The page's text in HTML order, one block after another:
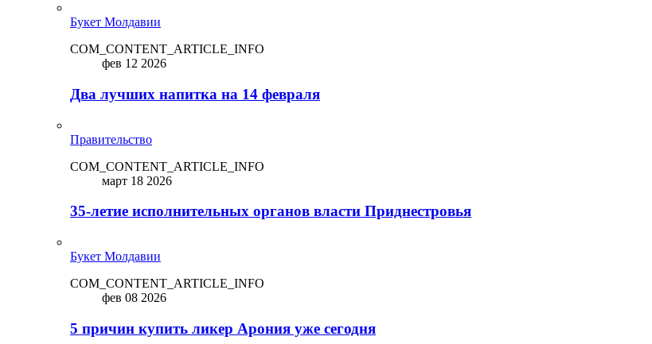
Букет Молдавии
COM_CONTENT_ARTICLE_INFO
фев 12 2026
Два лучших напитка на 14 февраля
Правительство
COM_CONTENT_ARTICLE_INFO
март 18 2026
35-летие исполнительных органов власти Приднестровья
Букет Молдавии
COM_CONTENT_ARTICLE_INFO
фев 08 2026
5 причин купить ликep Арония уже сегодня